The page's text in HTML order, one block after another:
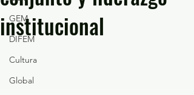
GEM
DIFEM
Cultura
Global
institucional